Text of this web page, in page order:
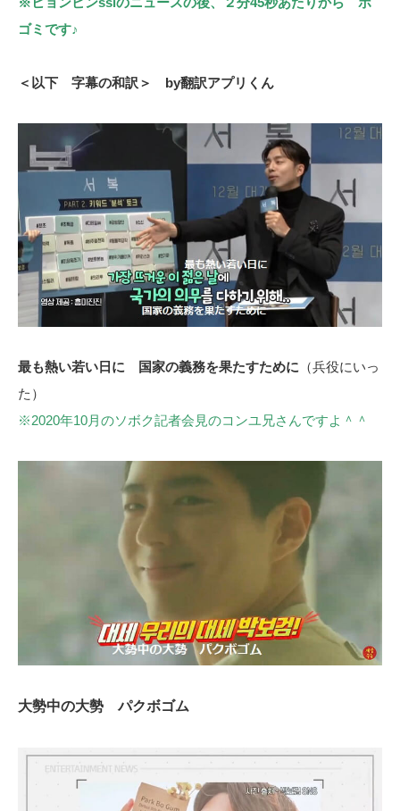
ゴミです♪
＜以下 字幕の和訳＞ by翻訳アプリくん
最も熱い若い日に 国家の義務を果たすために （兵役にいっ
た）
※2020年10月のソボク記者会見のコンユ兄さんですよ＾＾
大勢中の大勢 パクボゴム